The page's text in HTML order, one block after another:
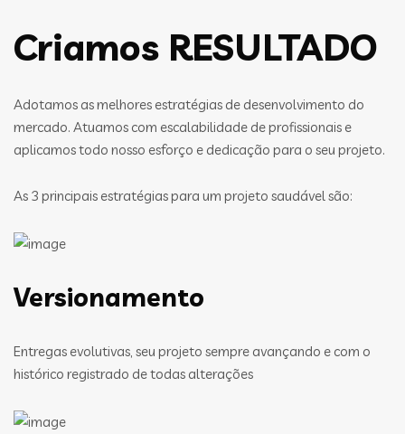
Criamos RESULTADO
Adotamos as melhores estratégias de desenvolvimento do
mercado. Atuamos com escalabilidade de profissionais e
aplicamos todo nosso esforço e dedicação para o seu projeto.
As 3 principais estratégias para um projeto saudável são:
Versionamento
Entregas evolutivas, seu projeto sempre avançando e com o
histórico registrado de todas alterações